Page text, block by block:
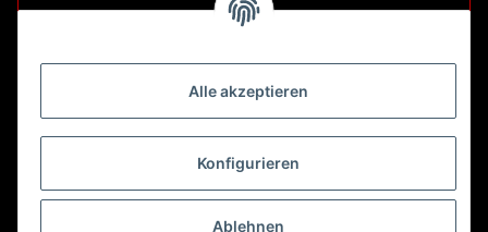
Alle akzeptieren
Konfigurieren
Ablehnen
Abholungen nur nach Terminvereinbarung.
E-Mail:sales@kfzbleche24.de
Vertrag widerrufen